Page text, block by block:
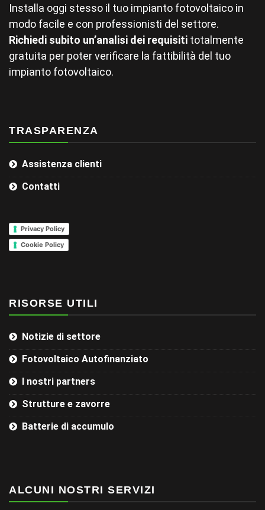
Installa oggi stesso il tuo impianto fotovoltaico in
modo facile e con professionisti del settore.
Richiedi subito un’analisi dei requisiti totalmente
gratuita per poter verificare la fattibilità del tuo
impianto fotovoltaico.
TRASPARENZA
Assistenza clienti
Contatti
Privacy Policy
Cookie Policy
RISORSE UTILI
Notizie di settore
Fotovoltaico Autofinanziato
I nostri partners
Strutture e zavorre
Batterie di accumulo
ALCUNI NOSTRI SERVIZI